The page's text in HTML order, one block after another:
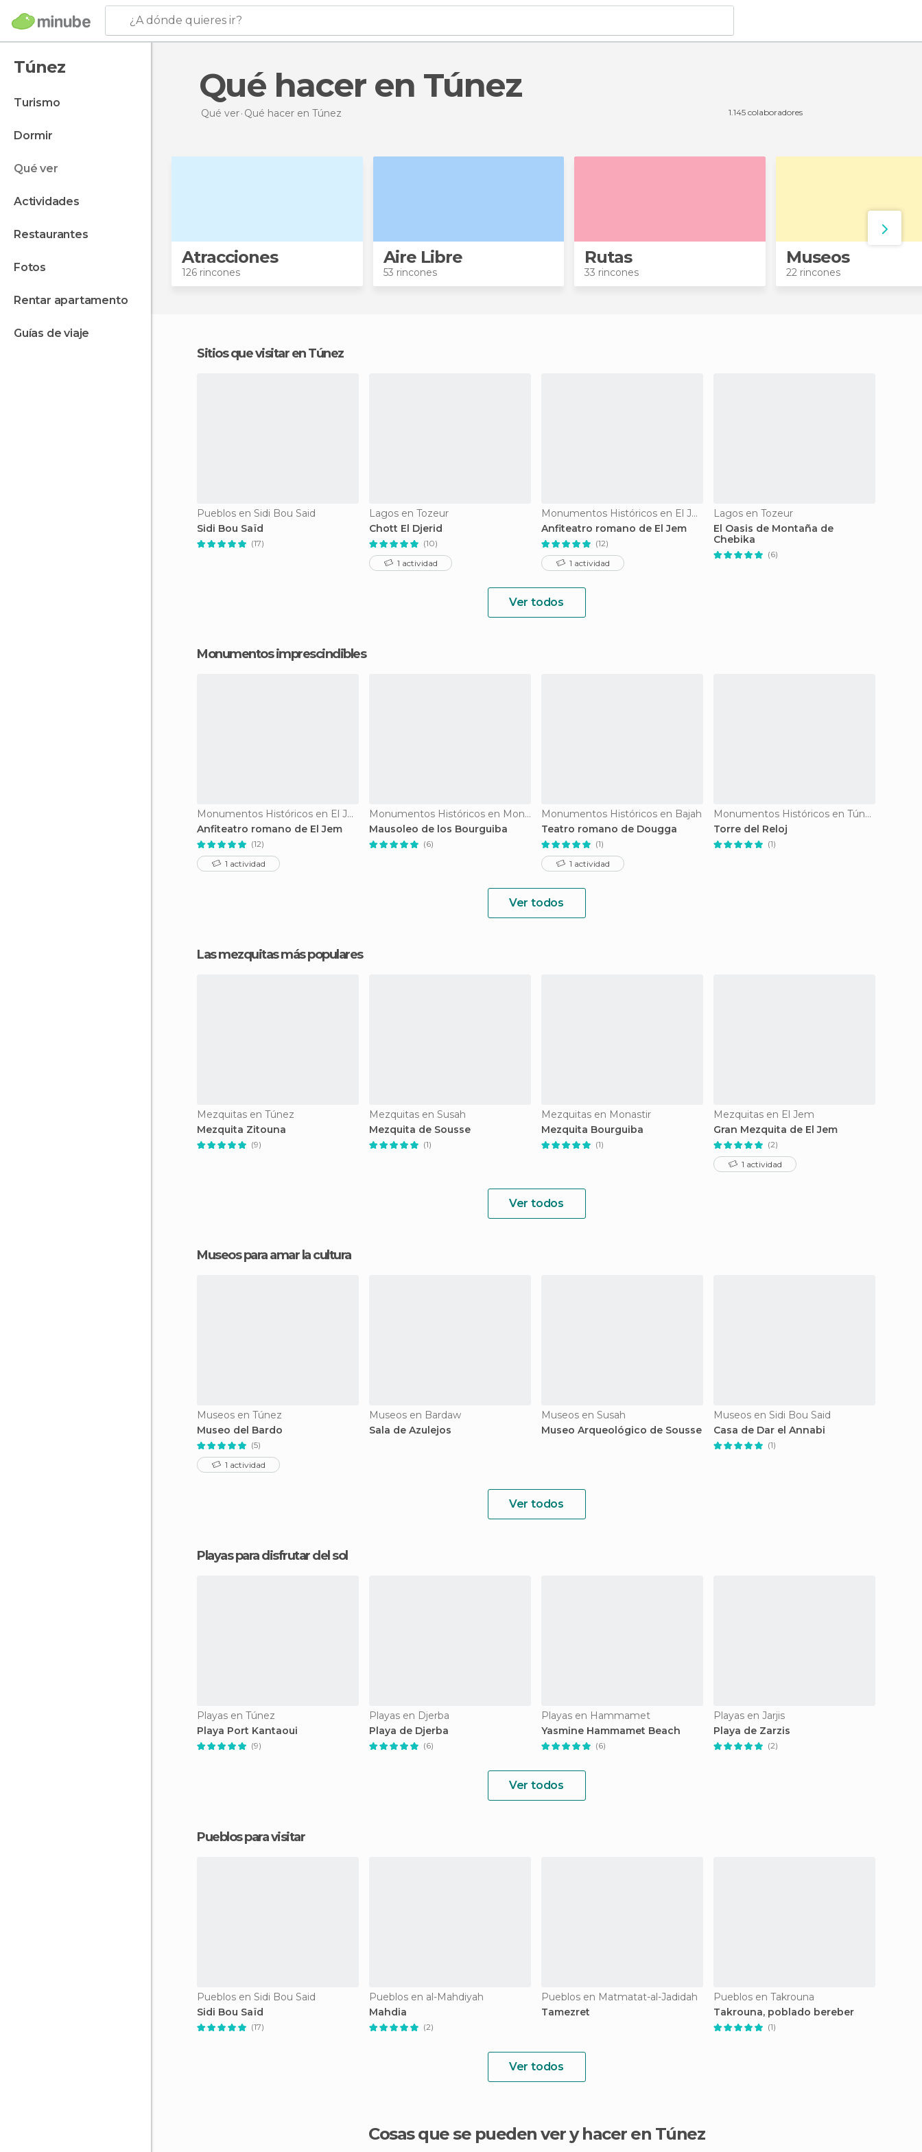
¿A dónde quieres ir?
Túnez
turismo
dormir
qué ver
actividades
restaurantes
fotos
rentar apartamento
guías de viaje
Qué hacer en Túnez
Qué ver Qué hacer en Túnez 1.145 colaboradores
Atracciones
126 rincones
Aire Libre
53 rincones
Rutas
33 rincones
Museos
22 rincones
Sitios que visitar en Túnez
Pueblos en Sidi Bou Said
Sidi Bou Saïd
(17)
Lagos en Tozeur
Chott El Djerid
(10)
1 actividad
Monumentos Históricos en El Jem
Anfiteatro romano de El Jem
(12)
1 actividad
Lagos en Tozeur
El Oasis de Montaña de
Chebika
(6)
Ver todos
Monumentos imprescindibles
Monumentos Históricos en El Jem
Anfiteatro romano de El Jem
(12)
1 actividad
Monumentos Históricos en Monastir
Mausoleo de los Bourguiba
(6)
Monumentos Históricos en Bajah
Teatro romano de Dougga
(1)
1 actividad
Monumentos Históricos en Túnez
Torre del Reloj
(1)
Ver todos
Las mezquitas más populares
Mezquitas en Túnez
Mezquita Zitouna
(9)
Mezquitas en Susah
Mezquita de Sousse
(1)
Mezquitas en Monastir
Mezquita Bourguiba
(1)
Mezquitas en El Jem
Gran Mezquita de El Jem
(2)
1 actividad
Ver todos
Museos para amar la cultura
Museos en Túnez
Museo del Bardo
(5)
1 actividad
Museos en Bardaw
Sala de Azulejos
Museos en Susah
Museo Arqueológico de Sousse
Museos en Sidi Bou Said
Casa de Dar el Annabi
(1)
Ver todos
Playas para disfrutar del sol
Playas en Túnez
Playa Port Kantaoui
(9)
Playas en Djerba
Playa de Djerba
(6)
Playas en Hammamet
Yasmine Hammamet Beach
(6)
Playas en Jarjis
Playa de Zarzis
(2)
Ver todos
Pueblos para visitar
Pueblos en Sidi Bou Said
Sidi Bou Saïd
(17)
Pueblos en al-Mahdiyah
Mahdia
(2)
Pueblos en Matmatat-al-Jadidah
Tamezret
Pueblos en Takrouna
Takrouna, poblado bereber
(1)
Ver todos
Cosas que se pueden ver y hacer en Túnez